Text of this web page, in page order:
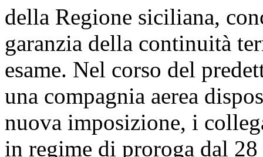
della Regione siciliana,
garanzia della continuità
esame. Nel corso del
una compagnia aerea
nuova imposizione, i
in regime di proroga dal